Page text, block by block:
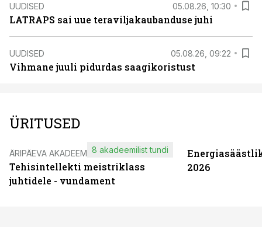
UUDISED 05.08.26, 10:30
LATRAPS sai uue teraviljakaubanduse juhi
UUDISED 05.08.26, 09:22
Vihmane juuli pidurdas saagikoristust
ÜRITUSED
ÄRIPÄEVA AKADEEMIA
Tehisintellekti meistriklass
juhtidele - vundament
8 akadeemilist tundi
2026